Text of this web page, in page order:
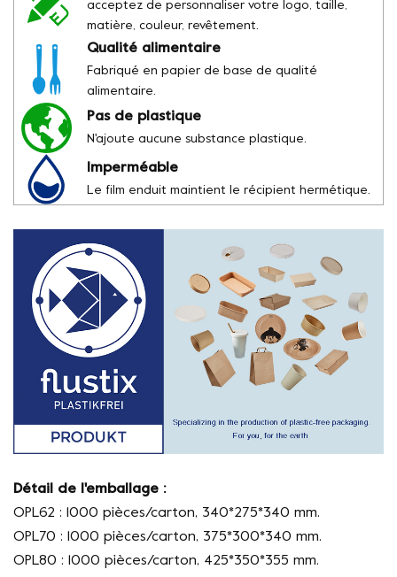
acceptez de personnaliser votre logo, taille,
matière, couleur, revêtement.
Qualité alimentaire
Fabriqué en papier de base de qualité
alimentaire.
Pas de plastique
N'ajoute aucune substance plastique.
Imperméable
Le film enduit maintient le récipient hermétique.
Détail de l'emballage :
OPL62 : 1000 pièces/carton, 340*275*340 mm.
OPL70 : 1000 pièces/carton, 375*300*340 mm.
OPL80 : 1000 pièces/carton, 425*350*355 mm.